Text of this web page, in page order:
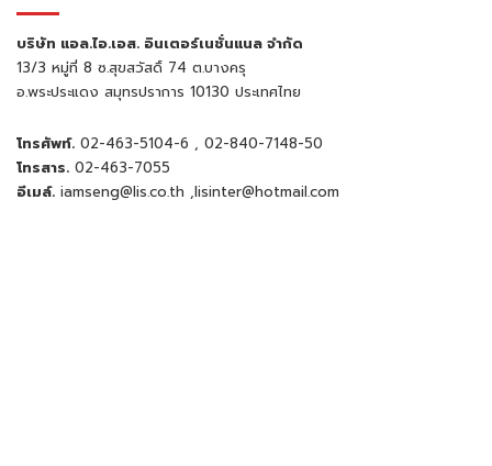
บริษัท แอล.ไอ.เอส. อินเตอร์เนชั่นแนล จำกัด
13/3 หมู่ที่ 8 ซ.สุขสวัสดิ์ 74 ต.บางครุ
อ.พระประแดง สมุทรปราการ 10130 ประเทศไทย
โทรศัพท์. 02-463-5104-6 , 02-840-7148-50
โทรสาร. 02-463-7055
อีเมล์. iamseng@lis.co.th ,lisinter@hotmail.com